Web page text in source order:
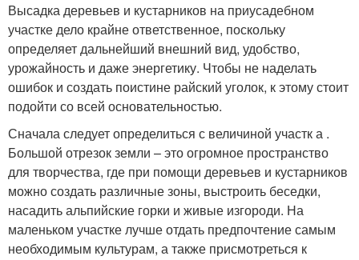
Высадка деревьев и кустарников на приусадебном
участке дело крайне ответственное, поскольку
определяет дальнейший внешний вид, удобство,
урожайность и даже энергетику. Чтобы не наделать
ошибок и создать поистине райский уголок, к этому стоит
подойти со всей основательностью.
Сначала следует определиться с величиной участк а .
Большой отрезок земли – это огромное пространство
для творчества, где при помощи деревьев и кустарников
можно создать различные зоны, выстроить беседки,
насадить альпийские горки и живые изгороди. На
маленьком участке лучше отдать предпочтение самым
необходимым культурам, а также присмотреться к